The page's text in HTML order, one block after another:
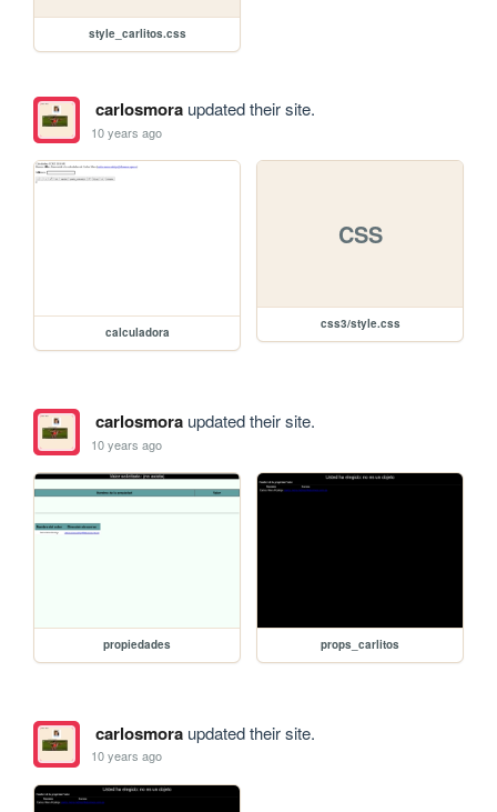
style_carlitos.css
carlosmoraupdated their site.
10 years ago
calculadora
CSS
css3/style.css
carlosmoraupdated their site.
10 years ago
propiedades props_carlitos
carlosmoraupdated their site.
10 years ago